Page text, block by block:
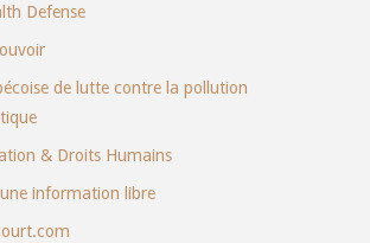
Defense
de lutte contre la pollution
& Droits Humains
information libre